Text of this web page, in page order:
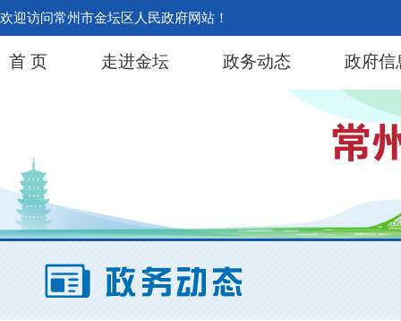
欢迎访问常州市金坛区人民政府网站！
首 页 走进金坛 政务动态 政府信